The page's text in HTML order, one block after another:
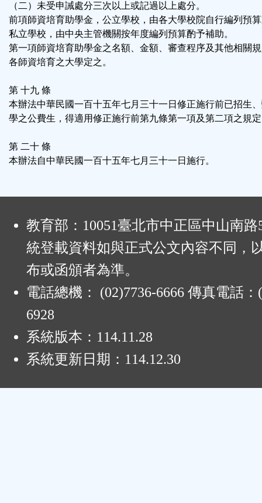
（二）未受申誡處分三次以上或記過以上處分。
前項師資培育助學金，公立學校，由各大學校院自行編列預
私立學校，由中央主管機關按年度編列預算酌予補助。
第一項師資培育助學金之名額、金額、審查程序及其他相關
各師資培育之大學定之。
第 十九 條
本辦法中華民國一百十五年七月三十一日修正施行前已招生
學之公費生，得適用修正施行前第九條第一項及第二項之規
第 二十 條
本辦法自中華民國一百十五年七月三十一日施行。
教育部：10051臺北市中正區中山南
統登載資料如與正式公文內容不同，
布或函頒者為準。
電話總機： (02)7736-6666 傳真電話：
6928
系統版本： 114.11.28
系統更新日期： 114.12.30